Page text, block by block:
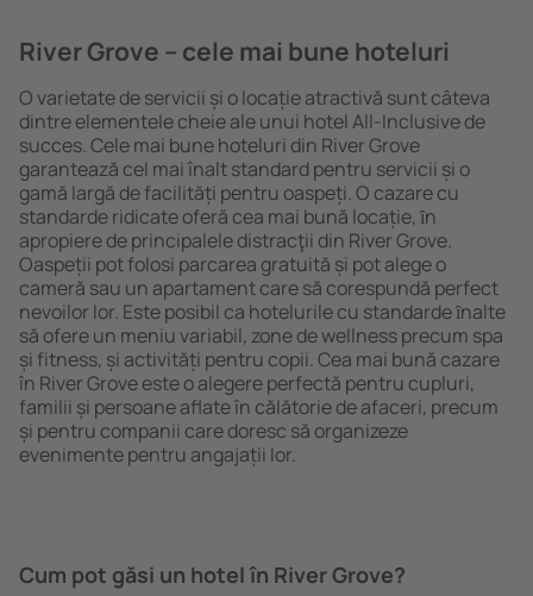
River Grove – cele mai bune hoteluri
O varietate de servicii și o locație atractivă sunt câteva
dintre elementele cheie ale unui hotel All-Inclusive de
succes. Cele mai bune hoteluri din River Grove
garantează cel mai înalt standard pentru servicii și o
gamă largă de facilități pentru oaspeți. O cazare cu
standarde ridicate oferă cea mai bună locație, ȋn
apropiere de principalele distracţii din River Grove.
Oaspeții pot folosi parcarea gratuită și pot alege o
cameră sau un apartament care să corespundă perfect
nevoilor lor. Este posibil ca hotelurile cu standarde ȋnalte
să ofere un meniu variabil, zone de wellness precum spa
și fitness, și activități pentru copii. Cea mai bună cazare
în River Grove este o alegere perfectă pentru cupluri,
familii și persoane aflate în călătorie de afaceri, precum
și pentru companii care doresc să organizeze
evenimente pentru angajații lor.
Cum pot găsi un hotel în River Grove?